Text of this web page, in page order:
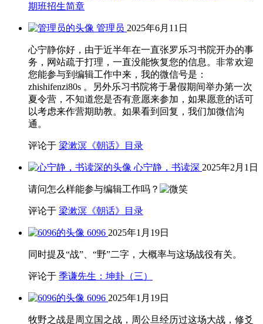
期班招生简章
管理员 2025年6月11日
心宁静你好，由于近半年在一直张罗乐习书院开办的事
务，网站疏于打理，一直没能恢复您的信息。非常欢迎
您能参与到编辑工作中来，我的微信号是：
zhishifenzi80s 。另外乐习书院将于暑假期间举办第一次
夏令营，不知道您是否有意愿来参加，如果愿意的话可
以考虑来作营期助教。如果看到回复，我们加微信沟
通。
评论于 梁漱溟《朝话》目录
心宁静，书读深 2025年2月1日
请问怎么样能参与编辑工作吗？
评论于 梁漱溟《朝话》目录
6096 2025年1月19日
同时提及“战”、“野”二字，大概率与这场战役有关。
评论于 季谦先生：坤卦（三）
6096 2025年1月19日
牧野之战是周立国之战，周公旦经历过这场大战，修爻